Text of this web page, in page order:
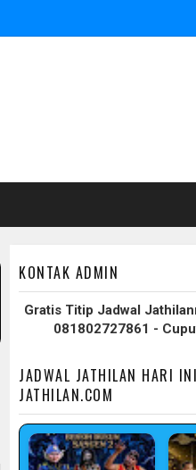
KONTAK ADMIN
Gratis Titip Jadwal
081802727861 -
JADWAL JATHILAN HARI
JATHILAN.COM